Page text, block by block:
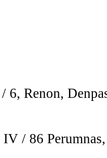
6, Renon,
/ 86